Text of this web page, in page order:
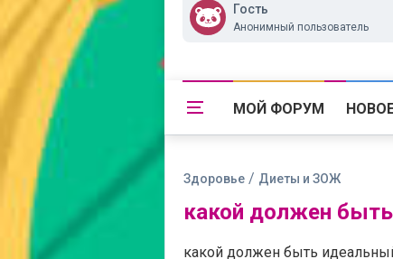
Гость
Анонимный пользователь
МОЙ ФОРУМ
Здоровье / Диеты и ЗОЖ
какой должен
какой должен быть